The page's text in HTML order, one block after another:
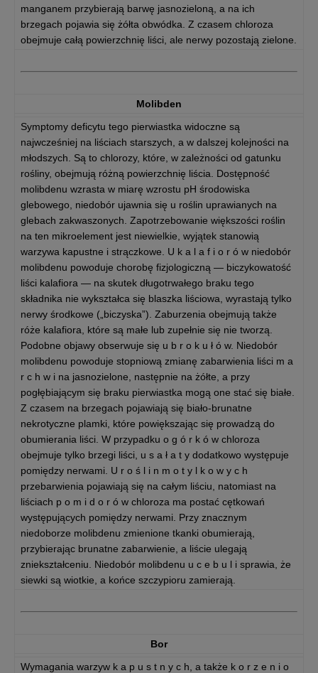
manganem przybierają barwę jasnozieloną, a na ich
brzegach pojawia się żółta obwódka. Z czasem chloroza
obejmuje całą powierzchnię liści, ale nerwy pozostają zielone.
Molibden
Symptomy deficytu tego pierwiastka widoczne są
najwcześniej na liściach starszych, a w dalszej kolejności na
młodszych. Są to chlorozy, które, w zależności od gatunku
rośliny, obejmują różną powierzchnię liścia. Dostępność
molibdenu wzrasta w miarę wzrostu pH środowiska
glebowego, niedobór ujawnia się u roślin uprawianych na
glebach zakwaszonych. Zapotrzebowanie większości roślin
na ten mikroelement jest niewielkie, wyjątek stanowią
warzywa kapustne i strączkowe. U k a l a f i o r ó w niedobór
molibdenu powoduje chorobę fizjologiczną — biczykowatość
liści kalafiora — na skutek długotrwałego braku tego
składnika nie wykształca się blaszka liściowa, wyrastają tylko
nerwy środkowe („biczyska”). Zaburzenia obejmują także
róże kalafiora, które są małe lub zupełnie się nie tworzą.
Podobne objawy obserwuje się u b r o k u ł ó w. Niedobór
molibdenu powoduje stopniową zmianę zabarwienia liści m a
r c h w i na jasnozielone, następnie na żółte, a przy
pogłębiającym się braku pierwiastka mogą one stać się białe.
Z czasem na brzegach pojawiają się biało-brunatne
nekrotyczne plamki, które powiększając się prowadzą do
obumierania liści. W przypadku o g ó r k ó w chloroza
obejmuje tylko brzegi liści, u s a ł a t y dodatkowo występuje
pomiędzy nerwami. U r o ś l i n m o t y l k o w y c h
przebarwienia pojawiają się na całym liściu, natomiast na
liściach p o m i d o r ó w chloroza ma postać cętkowań
występujących pomiędzy nerwami. Przy znacznym
niedoborze molibdenu zmienione tkanki obumierają,
przybierając brunatne zabarwienie, a liście ulegają
zniekształceniu. Niedobór molibdenu u c e b u l i sprawia, że
siewki są wiotkie, a końce szczypioru zamierają.
Bor
Wymagania warzyw k a p u s t n y c h, a także k o r z e n i o